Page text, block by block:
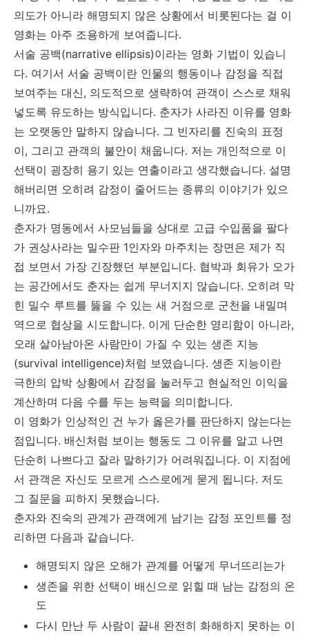
의도가 아니라 해명되지 않은 상황에서 비롯된다는 걸 이
영화는 아주 조용하게 보여줍니다.
서술 공백(narrative ellipsis)이라는 영화 기법이 있습니
다. 여기서 서술 공백이란 인물의 행동이나 감정을 직접
보여주는 대신, 의도적으로 생략하여 관객이 스스로 채워
넣도록 유도하는 방식입니다. 춘자가 사라진 이유를 영화
는 오랫동안 말하지 않습니다. 그 빈자리를 진숙의 표정
이, 그리고 관객의 불안이 채웁니다. 저는 개인적으로 이
선택이 굉장히 용기 있는 연출이라고 생각했습니다. 설명
해버리면 오히려 감정이 줄어드는 종류의 이야기가 있으
니까요.
춘자가 명동에서 사모님들을 상대로 고급 수입품을 팔다
가 권상사라는 밀수판 1인자와 마주치는 장면은 제가 직
접 보면서 가장 긴장했던 부분입니다. 협박과 회유가 오가
는 공간에서도 춘자는 쉽게 무너지지 않습니다. 오히려 막
힌 밀수 루트를 뚫을 수 있는 새 거점으로 군천을 내밀며
역으로 협상을 시도합니다. 이게 단순한 영리함이 아니라,
오래 살아남아온 사람만이 가질 수 있는 생존 지능
(survival intelligence)처럼 보였습니다. 생존 지능이란
극한의 압박 상황에서 감정을 눌러두고 현실적인 이익을
계산하며 다음 수를 두는 능력을 의미합니다.
이 영화가 인상적인 건 누가 옳은가를 판단하지 않는다는
점입니다. 배신처럼 보이는 행동도 그 이유를 알고 나면
단순히 나쁘다고 잘라 말하기가 어려워집니다. 이 지점에
서 관객은 자신도 모르게 스스로에게 묻게 됩니다. 저도
그 질문을 피하지 못했습니다.
춘자와 진숙의 관계가 관객에게 남기는 감정 포인트를 정
리하면 다음과 같습니다.
해명되지 않은 오해가 관계를 어떻게 무너뜨리는가
생존을 위한 선택이 배신으로 읽힐 때 남는 감정의 온
도
다시 만난 두 사람이 끝내 완전히 화해하지 못하는 이